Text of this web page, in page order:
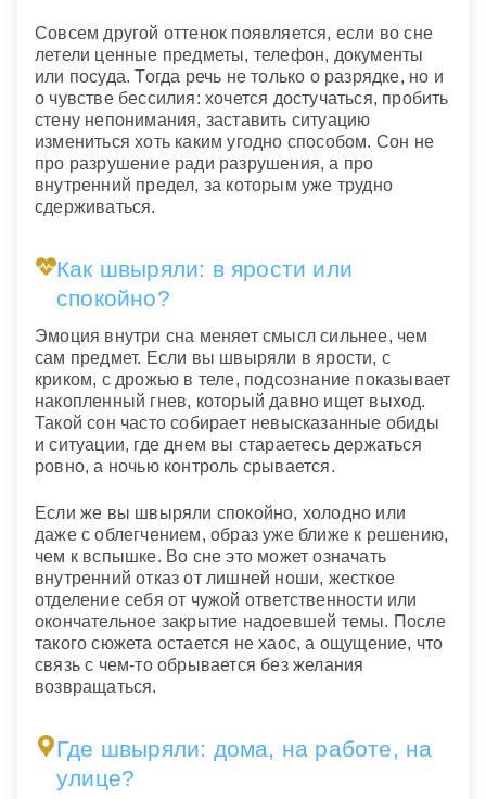
Совсем другой оттенок появляется, если во сне
летели ценные предметы, телефон, документы
или посуда. Тогда речь не только о разрядке, но и
о чувстве бессилия: хочется достучаться, пробить
стену непонимания, заставить ситуацию
измениться хоть каким угодно способом. Сон не
про разрушение ради разрушения, а про
внутренний предел, за которым уже трудно
сдерживаться.
Как швыряли: в ярости или
спокойно?
Эмоция внутри сна меняет смысл сильнее, чем
сам предмет. Если вы швыряли в ярости, с
криком, с дрожью в теле, подсознание показывает
накопленный гнев, который давно ищет выход.
Такой сон часто собирает невысказанные обиды
и ситуации, где днем вы стараетесь держаться
ровно, а ночью контроль срывается.
Если же вы швыряли спокойно, холодно или
даже с облегчением, образ уже ближе к решению,
чем к вспышке. Во сне это может означать
внутренний отказ от лишней ноши, жесткое
отделение себя от чужой ответственности или
окончательное закрытие надоевшей темы. После
такого сюжета остается не хаос, а ощущение, что
связь с чем-то обрывается без желания
возвращаться.
Где швыряли: дома, на работе, на
улице?